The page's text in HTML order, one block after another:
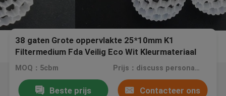
38 gaten Grote oppervlakte 25*10mm K1
Filtermedium Fda Veilig Eco Wit Kleurmateriaal
MOQ：5cbm Prijs：discuss personally
Beste prijs Contacteer ons